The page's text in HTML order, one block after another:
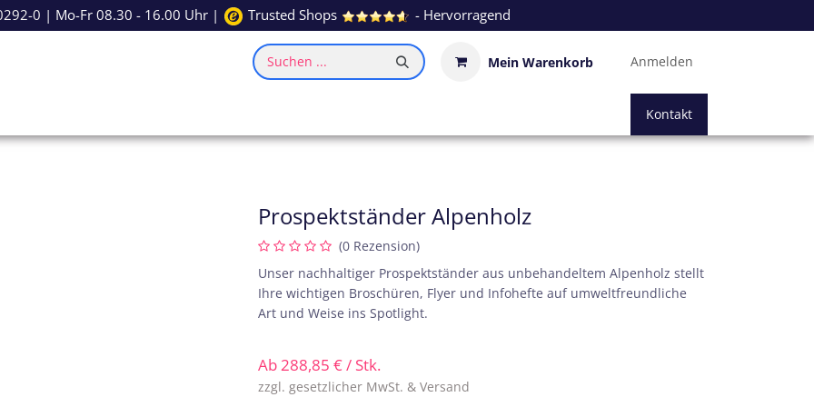
0 | Mo-Fr 08.30 - 16.00 Uhr | Trusted Shops - Hervorragend
Suchen ... Mein Warenkorb Anmelden
Kontakt
Prospektständer Alpenholz
(0 Rezension)
Unser nachhaltiger Prospektständer aus unbehandeltem Alpenholz stellt
Ihre wichtigen Broschüren, Flyer und Infohefte auf umweltfreundliche
Art und Weise ins Spotlight.
Ab288,85 €/ Stk.
zzgl. gesetzlicher MwSt. & Versand